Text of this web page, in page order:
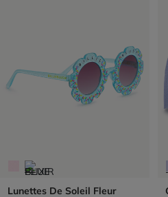
Lunettes De Soleil Fleur